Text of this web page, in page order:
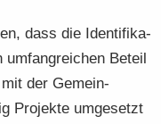
dass die Iden­ti­fi­ka­
Be­tei­l
der Ge­mein­
Pro­jek­te um­ge­setzt